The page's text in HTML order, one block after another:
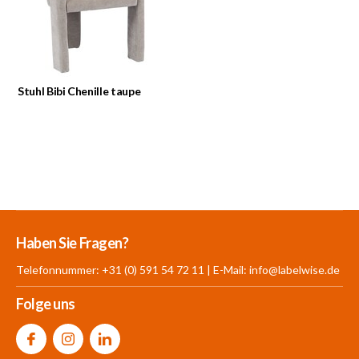
Stuhl Bibi Chenille taupe
Mehr als 30.000
Haben Sie Fragen?
Telefonnummer: +31 (0) 591 54 72 11 | E-Mail: info@labelwise.de
Folge uns